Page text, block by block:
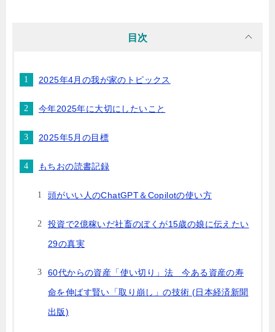
目次
2025年4月の我が家のトピックス
今年2025年に大切にしたいこと
2025年5月の目標
もちおの読書記録
頭がいい人のChatGPT＆Copilotの使い方
投資で2億稼いだ社畜のぼくが15歳の娘に伝えたい
29の真実
60代からの資産「使い切り」法 今ある資産の寿
命を伸ばす賢い「取り崩し」の技術 (日本経済新聞
出版)